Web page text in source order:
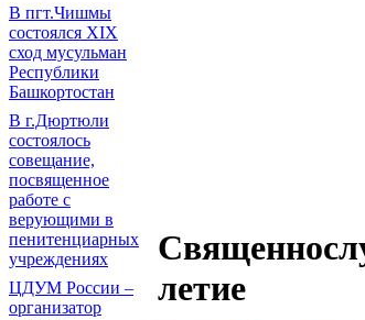
В пгт.Чишмы
состоялся XIX
сход мусульман
Республики
Башкортостан
В г.Дюртюли
состоялось
совещание,
посвященное
работе с
верующими в
пенитенциарных
учреждениях
ЦДУМ России –
организатор
летие